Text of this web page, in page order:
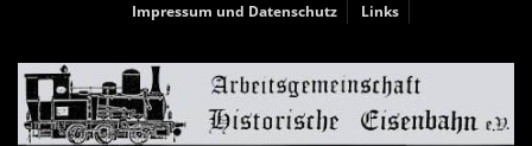
Impressum und Datenschutz
Links